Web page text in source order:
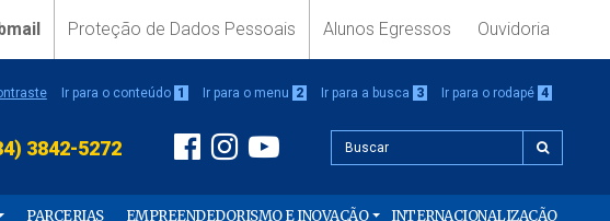
Proteção de Dados Pessoais Alunos Egressos Ouvidoria
Ir para o conteúdo 1 Ir para o menu 2 Ir para a busca 3 Ir para o rodapé 4
3842-5272
PARCERIAS
EMPREENDEDORISMO E INOVAÇÃO INTERNACIONALIZAÇÃO